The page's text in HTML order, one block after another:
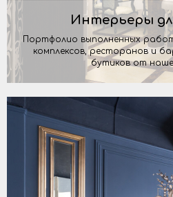
Интерьеры
Портфолио выполненных
комплексов, ресторанов и
бутиков от